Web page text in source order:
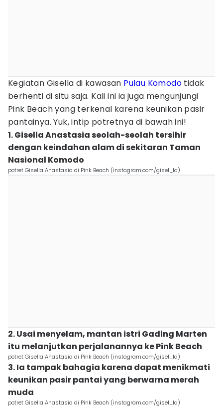
Kegiatan Gisella di kawasan Pulau Komodo tidak
berhenti di situ saja. Kali ini ia juga mengunjungi
Pink Beach yang terkenal karena keunikan pasir
pantainya. Yuk, intip potretnya di bawah ini!
1. Gisella Anastasia seolah-seolah tersihir
dengan keindahan alam di sekitaran Taman
Nasional Komodo
potret Gisella Anastasia di Pink Beach (instagram.com/gisel_la)
2. Usai menyelam, mantan istri Gading Marten
itu melanjutkan perjalanannya ke Pink Beach
potret Gisella Anastasia di Pink Beach (instagram.com/gisel_la)
3. Ia tampak bahagia karena dapat menikmati
keunikan pasir pantai yang berwarna merah
muda
potret Gisella Anastasia di Pink Beach (instagram.com/gisel_la)